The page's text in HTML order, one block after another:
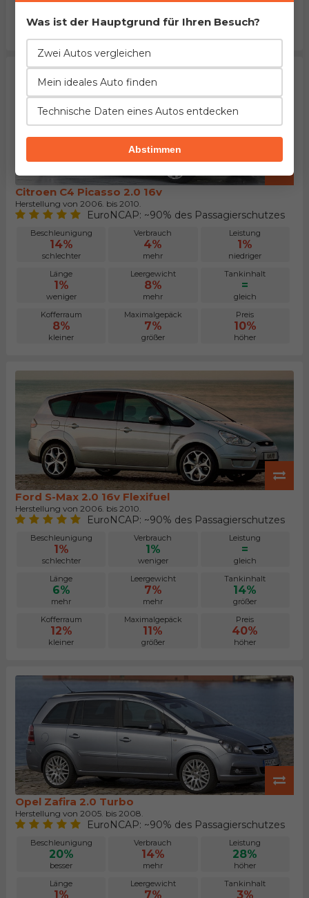
67% 2% 33%
Citroen C4 Picasso 2.0 16v
Herstellung von 2006. bis 2010.
EuroNCAP: ~90% des Passagierschutzes
Beschleunigung
14%
schlechter
Verbrauch
4%
mehr
Leistung
1%
niedriger
Länge
1%
weniger
Leergewicht
8%
mehr
Tankinhalt
=
gleich
Kofferraum
8%
kleiner
Maximalgepäck
7%
größer
Preis
10%
höher
Ford S-Max 2.0 16v Flexifuel
Herstellung von 2006. bis 2010.
EuroNCAP: ~90% des Passagierschutzes
Beschleunigung
1%
schlechter
Verbrauch
1%
weniger
Leistung
=
gleich
Länge
6%
mehr
Leergewicht
7%
mehr
Tankinhalt
14%
größer
Kofferraum
12%
kleiner
Maximalgepäck
11%
größer
Preis
40%
höher
Opel Zafira 2.0 Turbo
Herstellung von 2005. bis 2008.
EuroNCAP: ~90% des Passagierschutzes
Beschleunigung
20%
besser
Verbrauch
14%
mehr
Leistung
28%
höher
Länge
1%
Leergewicht
7%
Tankinhalt
3%
Was ist der Hauptgrund für Ihren Besuch?
Zwei Autos vergleichen
Mein ideales Auto finden
Technische Daten eines Autos entdecken
Abstimmen